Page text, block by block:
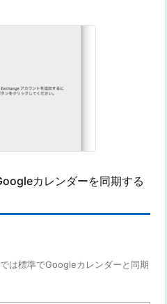
カレンダーを同期する
は標準でGoogleカレンダーと同期